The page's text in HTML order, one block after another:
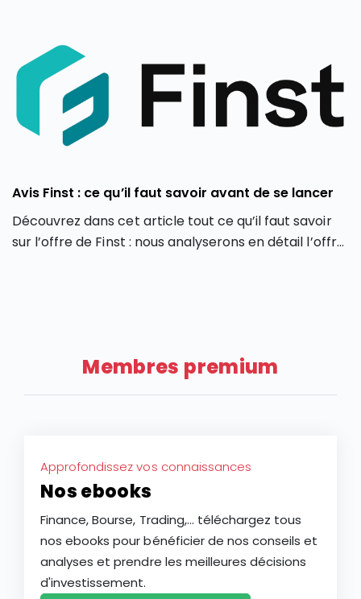
Avis Finst : ce qu’il faut savoir avant de se lancer
Découvrez dans cet article tout ce qu’il faut savoir
sur l’offre de Finst : nous analyserons en détail l’offre
Membres premium
Approfondissez vos connaissances
Nos ebooks
Finance, Bourse, Trading,... téléchargez tous
nos ebooks pour bénéficier de nos conseils et
analyses et prendre les meilleures décisions
d'investissement.